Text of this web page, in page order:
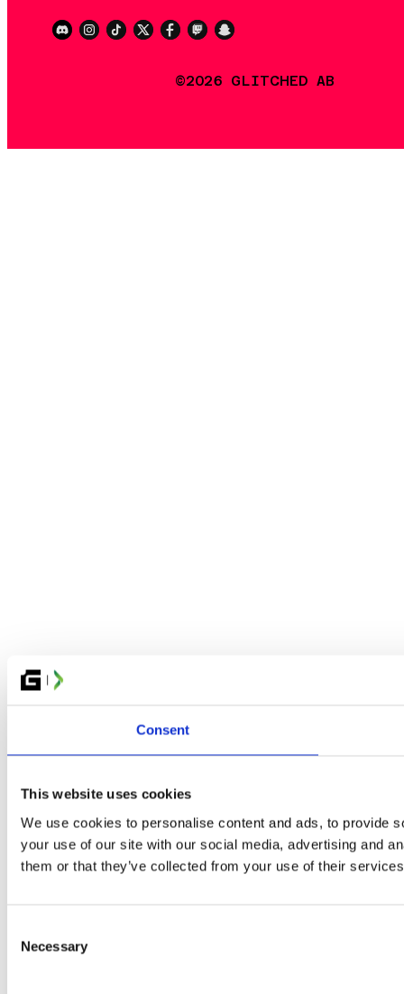
Consent
This website uses cookies
We use cookies to personalise content and ads, to provide
your use of our site with our social media, advertising and
them or that they’ve collected from your use of their
Selection
Necessary
©2026 GLITCHED AB